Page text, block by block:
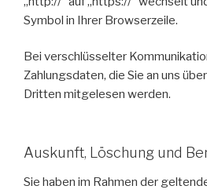
Symbol in Ihrer Browserzeile.
Bei verschlüsselter
Zahlungsdaten, die Sie an uns
Dritten mitgelesen werden.
Auskunft, Löschung und
Sie haben im Rahmen der